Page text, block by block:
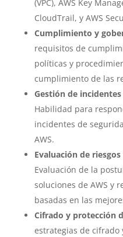
(VPC), AWS Key
CloudTrail, y AWS
Cumplimiento y
requisitos de
políticas y
cumplimiento de las
Gestión de
Habilidad para
incidentes de
AWS.
Evaluación de
Evaluación de la
soluciones de AWS y
basadas en las
Cifrado y protección
estrategias de cifrado